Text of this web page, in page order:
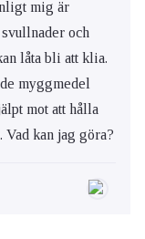
mig är
och
låta bli att klia.
myggmedel
mot att hålla
kan jag göra?